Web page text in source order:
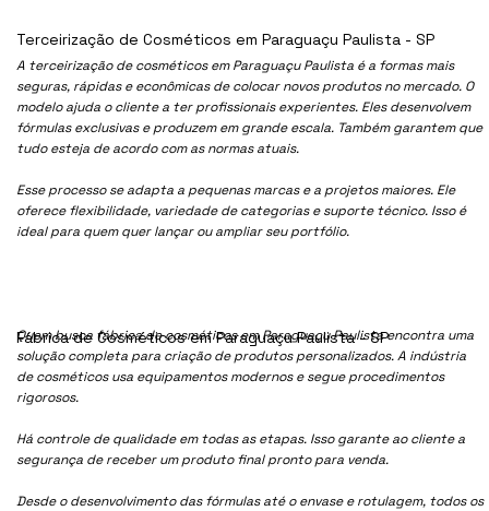
A terceirização de cosméticos em Paraguaçu Paulista é a formas mais
seguras, rápidas e econômicas de colocar novos produtos no mercado. O
modelo ajuda o cliente a ter profissionais experientes. Eles desenvolvem
fórmulas exclusivas e produzem em grande escala. Também garantem que
tudo esteja de acordo com as normas atuais.
Esse processo se adapta a pequenas marcas e a projetos maiores. Ele
oferece flexibilidade, variedade de categorias e suporte técnico. Isso é
ideal para quem quer lançar ou ampliar seu portfólio.
Quem busca fábrica de cosméticos em Paraguaçu Paulista encontra uma
solução completa para criação de produtos personalizados. A indústria
de cosméticos usa equipamentos modernos e segue procedimentos
rigorosos.
Há controle de qualidade em todas as etapas. Isso garante ao cliente a
segurança de receber um produto final pronto para venda.
Desde o desenvolvimento das fórmulas até o envase e rotulagem, todos os
Fábrica de Cosméticos em Paraguaçu Paulista - SP
Terceirização de Cosméticos em Paraguaçu Paulista - SP